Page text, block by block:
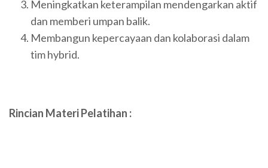
Meningkatkan keterampilan mendengarkan aktif
dan memberi umpan balik.
Membangun kepercayaan dan kolaborasi dalam
tim hybrid.
Rincian Materi Pelatihan :